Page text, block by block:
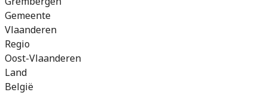
Gemeente
Vlaanderen
Regio
Oost-Vlaanderen
Land
België